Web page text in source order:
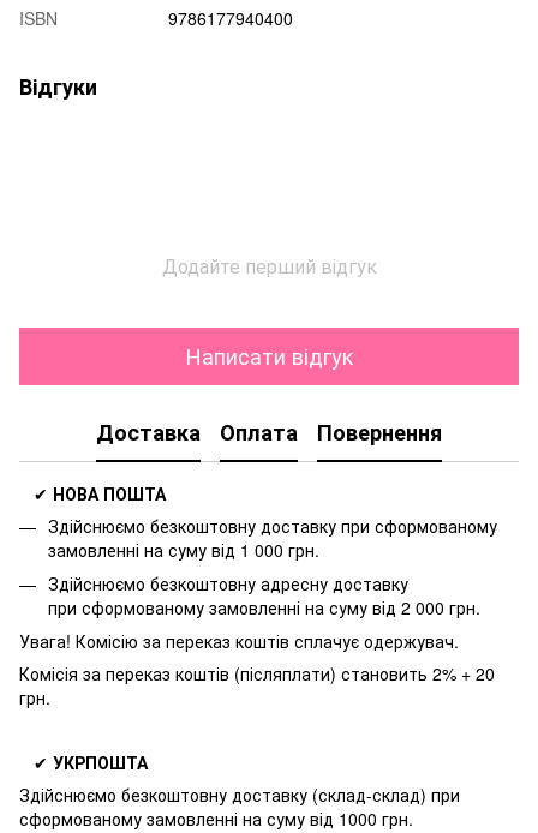
ISBN 9786177940400
Відгуки
Додайте перший відгук
Написати відгук
Доставка Оплата Повернення
✔ НОВА ПОШТА
Здійснюємо безкоштовну доставку при сформованому
замовленні на суму від 1 000 грн.
Здійснюємо безкоштовну адресну доставку
при сформованому замовленні на суму від 2 000 грн.
Увага! Комісію за переказ коштів сплачує одержувач.
Комісія за переказ коштів (післяплати) становить 2% + 20
грн.
✔ УКРПОШТА
Здійснюємо безкоштовну доставку (склад-склад) при
сформованому замовленні на суму від 1000 грн.